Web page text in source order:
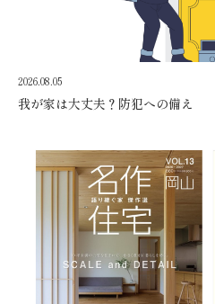
2026.08.05
我が家は大丈夫？防犯への備え